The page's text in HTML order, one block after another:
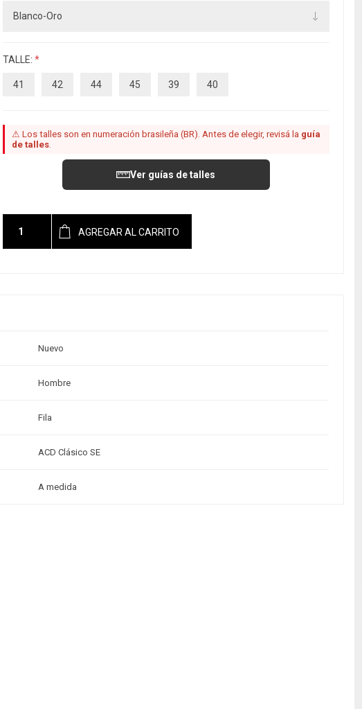
TALLE: *
41 42 44 45 39 40
⚠ Los talles son en numeración brasileña (BR). Antes de elegir, revisá la guía
de talles.
Ver guías de talles
AGREGAR AL CARRITO
Nuevo
Hombre
Fila
ACD Clásico SE
A medida